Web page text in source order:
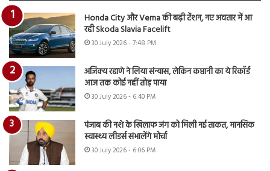
Honda City और Verna की बढ़ी टेंशन, नए अवतार में आ
रही Skoda Slavia Facelift
30 July 2026 - 7:48 PM
अजिंक्य रहाणे ने लिया संन्यास, लेकिन कप्तानी का ये रिकॉर्ड
आज तक कोई नहीं तोड़ पाया
30 July 2026 - 6:40 PM
पंजाब की नशे के खिलाफ जंग को मिली नई ताकत, मानसिक
स्वास्थ्य लीडर्स संभालेंगे मोर्चा
30 July 2026 - 6:06 PM